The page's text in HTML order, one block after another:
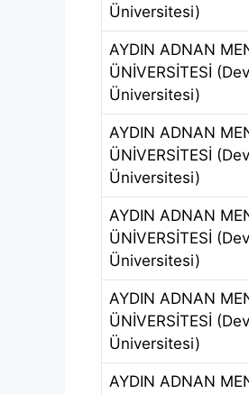
Üniversitesi)
AYDIN ADNAN
ÜNİVERSİTESİ
Üniversitesi)
AYDIN ADNAN
ÜNİVERSİTESİ
Üniversitesi)
AYDIN ADNAN
ÜNİVERSİTESİ
Üniversitesi)
AYDIN ADNAN
ÜNİVERSİTESİ
Üniversitesi)
AYDIN ADNAN